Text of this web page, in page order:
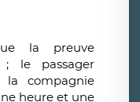
la preuve
le passager
la compagnie
heure et une